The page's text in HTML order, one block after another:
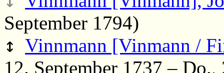
September 1794)
↕ Vinnmann [Vinmann /
12. September 1737 –